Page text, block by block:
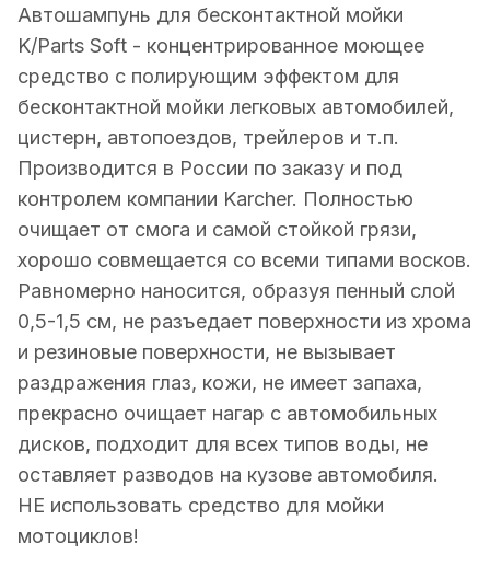
Автошампунь для бесконтактной мойки
K/Parts Soft - концентрированное моющее
средство с полирующим эффектом для
бесконтактной мойки легковых автомобилей,
цистерн, автопоездов, трейлеров и т.п.
Производится в России по заказу и под
контролем компании Karcher. Полностью
очищает от смога и самой стойкой грязи,
хорошо совмещается со всеми типами восков.
Равномерно наносится, образуя пенный слой
0,5-1,5 см, не разъедает поверхности из хрома
и резиновые поверхности, не вызывает
раздражения глаз, кожи, не имеет запаха,
прекрасно очищает нагар с автомобильных
дисков, подходит для всех типов воды, не
оставляет разводов на кузове автомобиля.
НЕ использовать средство для мойки
мотоциклов!